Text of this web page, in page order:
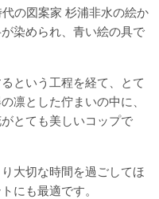
の図案家 杉浦非水の絵か
染められ、青い絵の具で
という工程を経て、とて
凛とした佇まいの中に、
とても美しいコップで
大切な時間を過ごしてほ
にも最適です。